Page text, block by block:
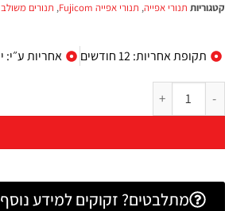
קטגוריות תנורי אפייה, תנורי אפייה Fujicom , תנורים
תקופת אחריות: 12 חודשים אחריות ע״י:
מתלבטים? זקוקים למידע